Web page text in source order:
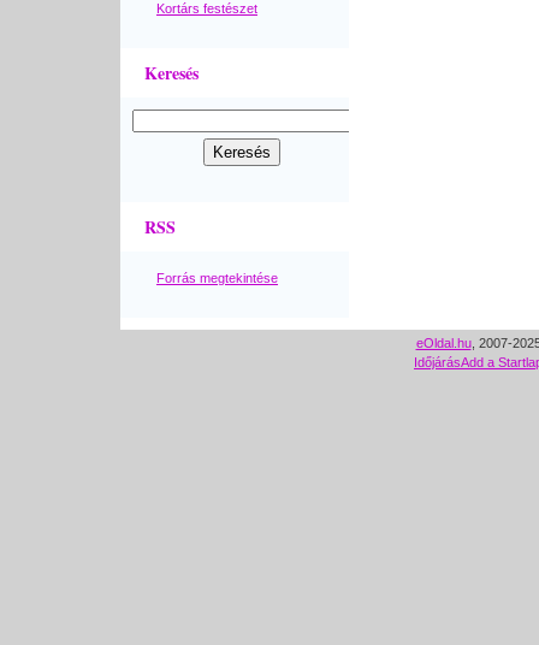
Kortárs festészet
Keresés
RSS
Forrás megtekintése
eOldal.hu, 2007-
IdőjárásAdd a